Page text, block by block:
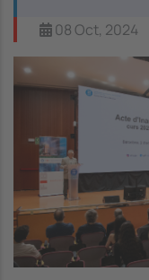
08 Oct, 2024
Image